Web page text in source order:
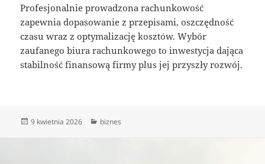
Profesjonalnie prowadzona rachunkowość
zapewnia dopasowanie z przepisami, oszczędność
czasu wraz z optymalizację kosztów. Wybór
zaufanego biura rachunkowego to inwestycja dająca
stabilność finansową firmy plus jej przyszły rozwój.
Data
9 kwietnia 2026 Kategorie
biznes